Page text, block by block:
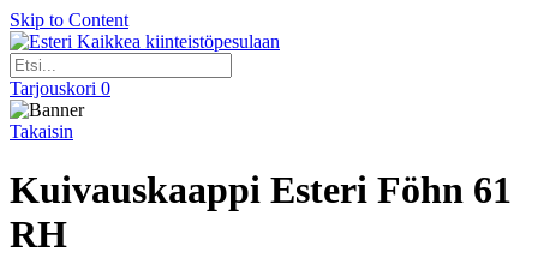
Skip to Content
Kaikkea kiinteistöpesulaan
Tarjouskori 0
Takaisin
Kuivauskaappi Esteri Föhn 61
RH